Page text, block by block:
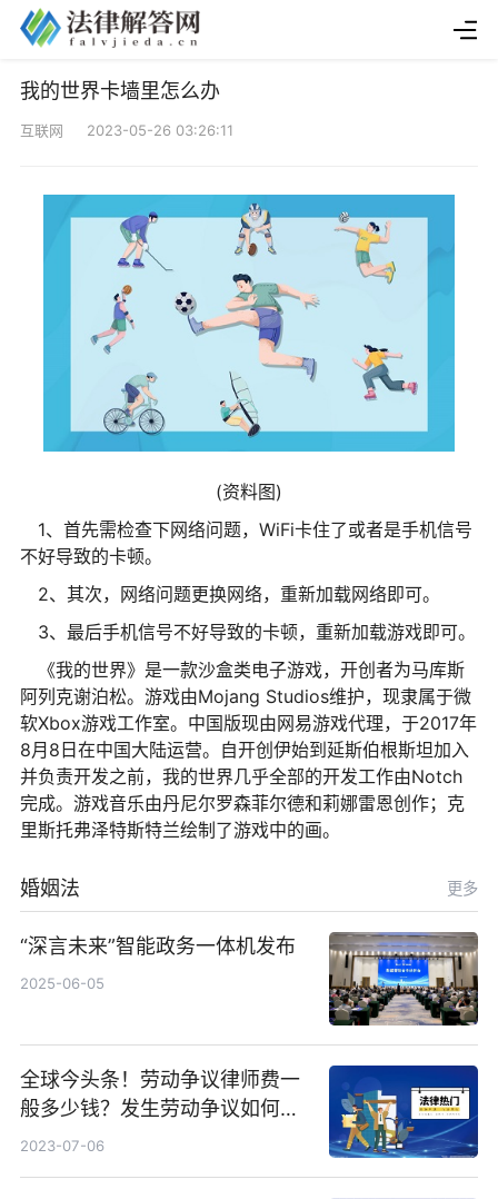
我的世界卡墙里怎么办
互联网 2023-05-26 03:26:11
(资料图)
1、首先需检查下网络问题，WiFi卡住了或者是手机信号
不好导致的卡顿。
2、其次，网络问题更换网络，重新加载网络即可。
3、最后手机信号不好导致的卡顿，重新加载游戏即可。
《我的世界》是一款沙盒类电子游戏，开创者为马库斯
阿列克谢泊松。游戏由Mojang Studios维护，现隶属于微
软Xbox游戏工作室。中国版现由网易游戏代理，于2017年
8月8日在中国大陆运营。自开创伊始到延斯伯根斯坦加入
并负责开发之前，我的世界几乎全部的开发工作由Notch
完成。游戏音乐由丹尼尔罗森菲尔德和莉娜雷恩创作；克
里斯托弗泽特斯特兰绘制了游戏中的画。
婚姻法 更多
“深言未来”智能政务一体机发布
2025-06-05
全球今头条！劳动争议律师费一
般多少钱？发生劳动争议如何算
工资？
2023-07-06